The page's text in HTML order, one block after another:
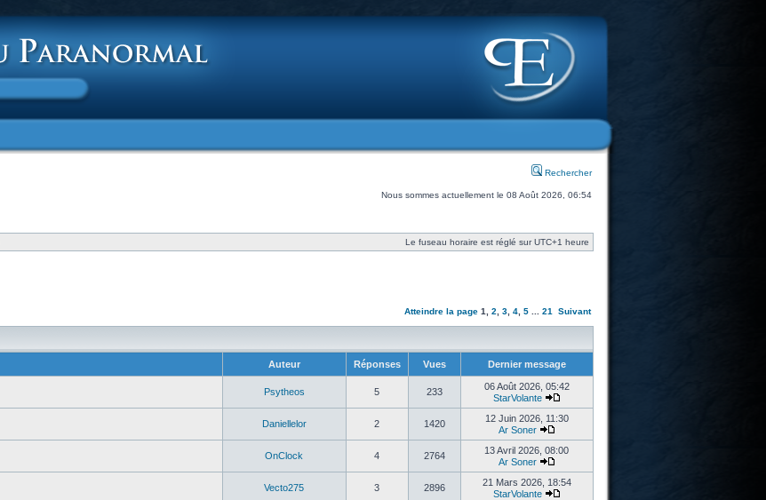
Rechercher
Nous sommes actuellement le 08 Août 2026, 06:54
Le fuseau horaire est réglé sur UTC+1 heure
Atteindre la page 1 2 3, 4, 5... 21 Suivant
Auteur Réponses Vues Dernier message
Psytheos 5 233
06 Août 2026, 05:42
StarVolante
Daniellelor 2 1420
12 Juin 2026, 11:30
Ar Soner
OnClock 4 2764
13 Avril 2026, 08:00
Ar Soner
Vecto275 3 2896
21 Mars 2026, 18:54
StarVolante